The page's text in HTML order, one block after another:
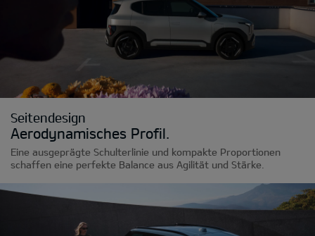
Seitendesign
Aerodynamisches Profil.
Eine ausgeprägte Schulterlinie und kompakte Proportionen
schaffen eine perfekte Balance aus Agilität und Stärke.